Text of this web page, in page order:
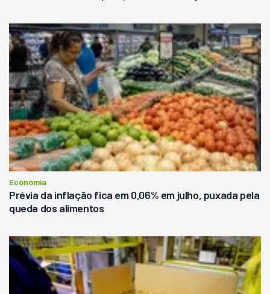
Economia
Prévia da inflação fica em 0,06% em julho, puxada pela
queda dos alimentos